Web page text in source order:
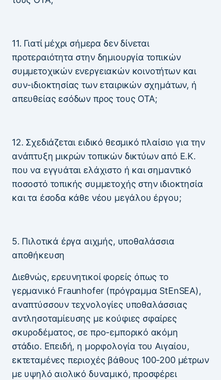
11. Γιατί μέχρι σήμερα δεν δίνεται
προτεραιότητα στην δημιουργία τοπικών
συμμετοχικών ενεργειακών κοινοτήτων και
συν-ιδιοκτησίας των εταιρικών σχημάτων, ή
απευθείας εσόδων προς τους ΟΤΑ;
12. Σχεδιάζεται ειδικό θεσμικό πλαίσιο για την
ανάπτυξη μικρών τοπικών δικτύων από Ε.Κ.
που να εγγυάται ελάχιστο ή και σημαντικό
ποσοστό τοπικής συμμετοχής στην ιδιοκτησία
και τα έσοδα κάθε νέου μεγάλου έργου;
5. Πιλοτικά έργα αιχμής, υποθαλάσσια
αποθήκευση
Διεθνώς, ερευνητικοί φορείς όπως το
γερμανικό Fraunhofer (πρόγραμμα StEnSEA),
αναπτύσσουν τεχνολογίες υποθαλάσσιας
αντλησοταμίευσης με κούφιες σφαίρες
σκυροδέματος, σε προ-εμπορικό ακόμη
στάδιο. Επειδή, η μορφολογία του Αιγαίου,
εκτεταμένες περιοχές βάθους 100-200 μέτρων
με υψηλό αιολικό δυναμικό, προσφέρει